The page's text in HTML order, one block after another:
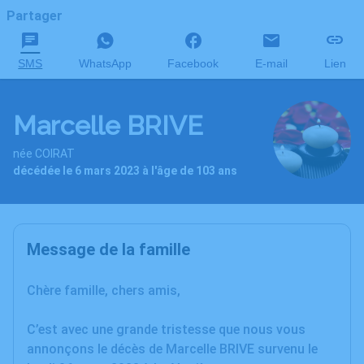
Partager
SMS WhatsApp Facebook E-mail Lien
Marcelle BRIVE
née COIRAT
décédée le 6 mars 2023 à l'âge de 103 ans
Message de la famille
Chère famille, chers amis,
C’est avec une grande tristesse que nous vous
annonçons le décès de Marcelle BRIVE survenu le